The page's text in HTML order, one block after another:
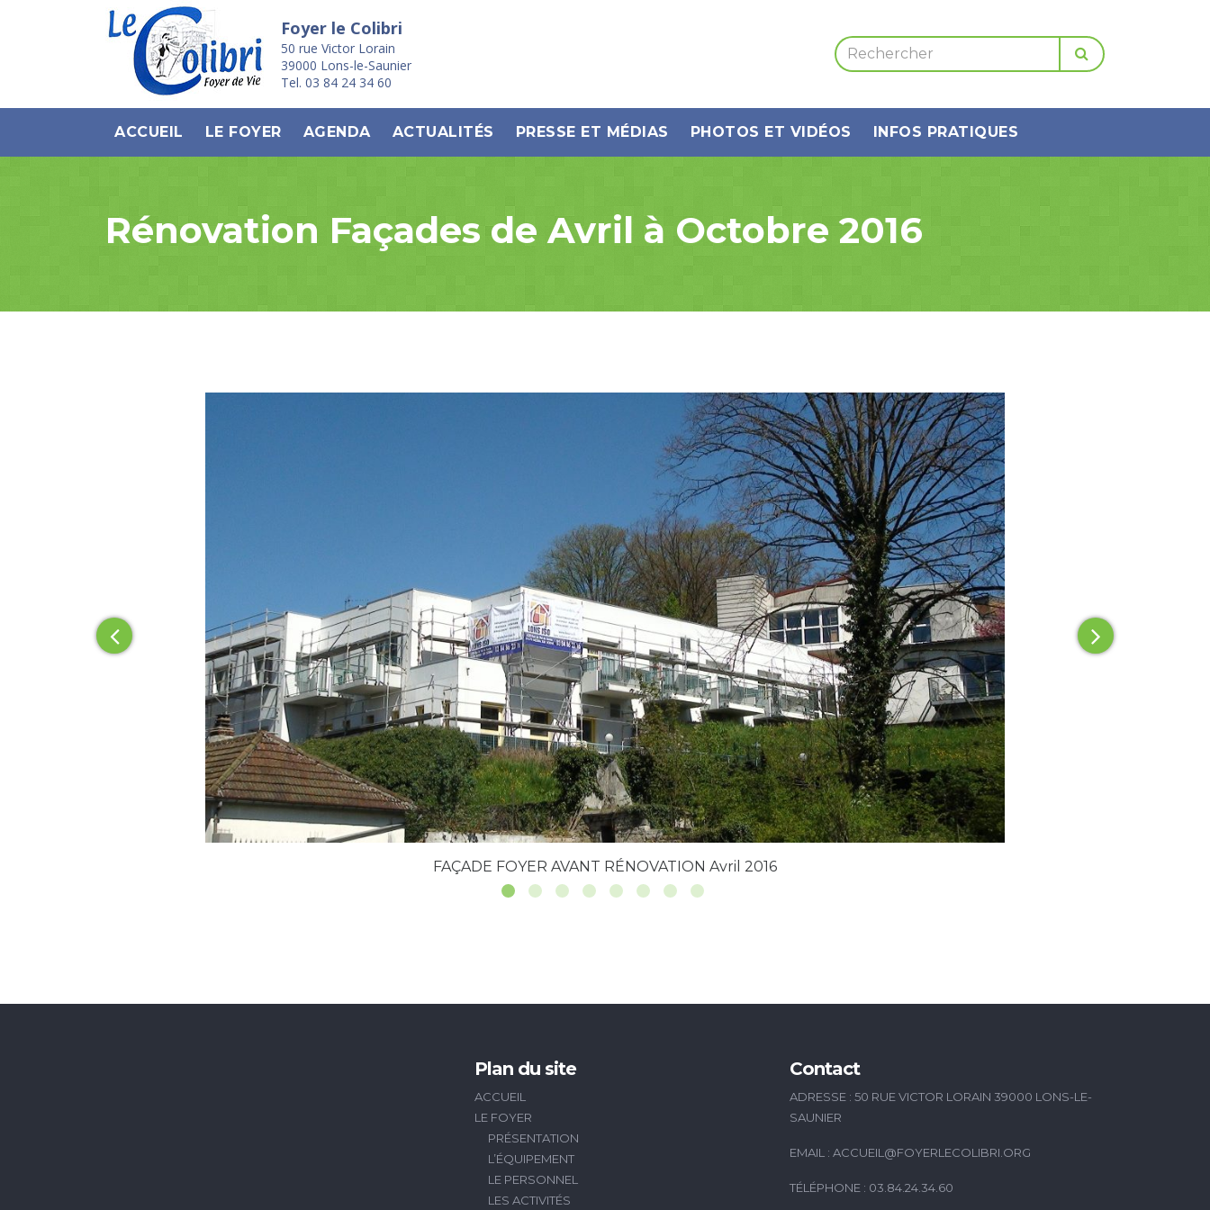
Foyer le Colibri
50 rue Victor Lorain
39000 Lons-le-Saunier
Tel. 03 84 24 34 60
ACCUEIL LE FOYER AGENDA ACTUALITÉS PRESSE ET MÉDIAS PHOTOS ET VIDÉOS INFOS PRATIQUES
Rénovation Façades de Avril à Octobre 2016
FAÇADE FOYER AVANT RÉNOVATION Avril 2016
Plan du site
ACCUEIL
LE FOYER
PRÉSENTATION
L’ÉQUIPEMENT
LE PERSONNEL
LES ACTIVITÉS
Contact
ADRESSE : 50 RUE VICTOR LORAIN 39000 LONS-LE-
SAUNIER
EMAIL : ACCUEIL@FOYERLECOLIBRI.ORG
TÉLÉPHONE : 03.84.24.34.60